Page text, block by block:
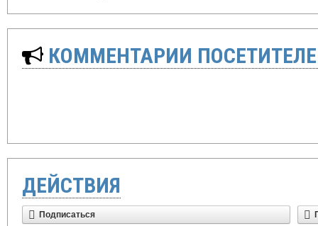
КОММЕНТАРИИ
ДЕЙСТВИЯ
Подписаться